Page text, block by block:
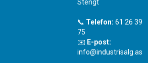
Stengt
📞 Telefon: 61 26 39
75
✉️ E-post:
info@industrisalg.as